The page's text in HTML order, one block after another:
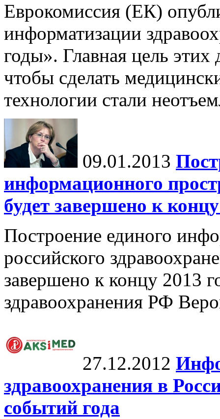
Еврокомиссия (ЕК)
информатизации
годы». Главная цель этих
чтобы сделать
технологии стали
09.01.2013
информационного
будет завершено к
Построение единого
российского
завершено к концу 2013
здравоохранения РФ
27.12.2012
здравоохранения в
событий года